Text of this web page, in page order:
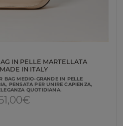
IN PELLE MARTELLATA
IN ITALY
BAG MEDIO-GRANDE IN PELLE
PENSATA PER UNIRE CAPIENZA,
QUOTIDIANA.
€